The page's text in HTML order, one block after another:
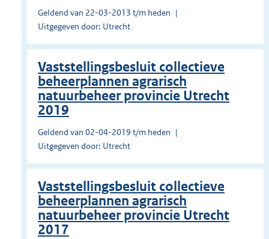
Geldend van 22-03-2013 t/m heden
Uitgegeven door: Utrecht
Vaststellingsbesluit collectieve
beheerplannen agrarisch
natuurbeheer provincie Utrecht
2019
Geldend van 02-04-2019 t/m heden
Uitgegeven door: Utrecht
Vaststellingsbesluit collectieve
beheerplannen agrarisch
natuurbeheer provincie Utrecht
2017